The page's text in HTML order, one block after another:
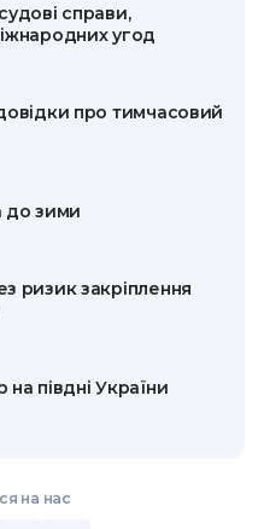
справи,
угод
про тимчасовий
до зими
ризик закріплення
півдні України
на нас